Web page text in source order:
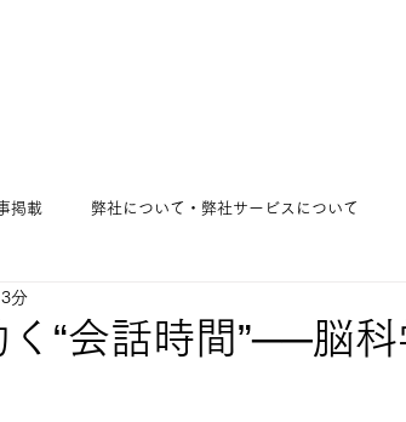
掲載 弊社について・弊社サービスについて
“会話時間”──脳
分